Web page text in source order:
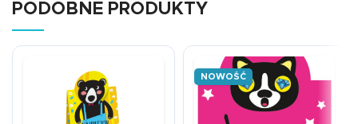
PODOBNE PRODUKTY
NOWOŚĆ